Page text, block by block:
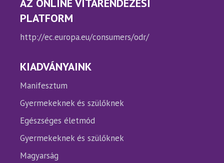
AZ ONLINE VITARENDEZÉSI
PLATFORM
http://ec.europa.eu/consumers/odr/
KIADVÁNYAINK
Manifesztum
Gyermekeknek és szülőknek
Egészséges életmód
Gyermekeknek és szülőknek
Magyarság